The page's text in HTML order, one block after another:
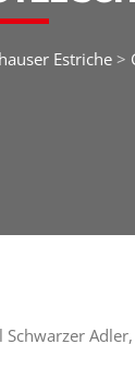
Estriche>